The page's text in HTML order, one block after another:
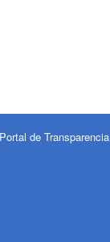
Portal de Transparencia